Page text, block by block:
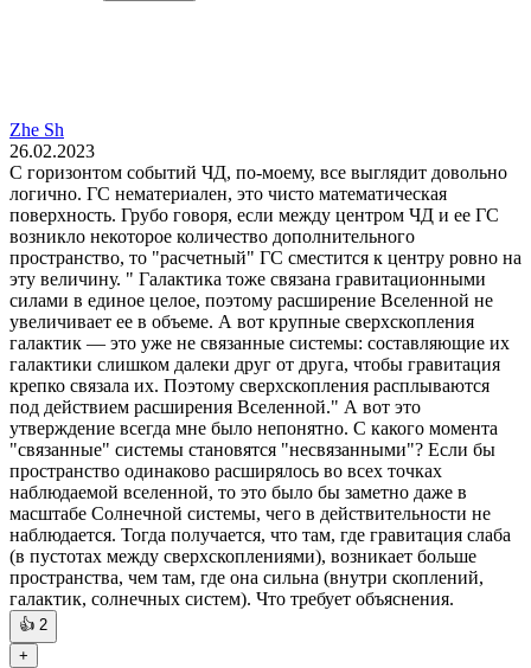
Zhe Sh
26.02.2023
С горизонтом событий ЧД, по-моему, все выглядит довольно
логично. ГС нематериален, это чисто математическая
поверхность. Грубо говоря, если между центром ЧД и ее ГС
возникло некоторое количество дополнительного
пространство, то "расчетный" ГС сместится к центру ровно на
эту величину. " Галактика тоже связана гравитационными
силами в единое целое, поэтому расширение Вселенной не
увеличивает ее в объеме. А вот крупные сверхскопления
галактик — это уже не связанные системы: составляющие их
галактики слишком далеки друг от друга, чтобы гравитация
крепко связала их. Поэтому сверхскопления расплываются
под действием расширения Вселенной." А вот это
утверждение всегда мне было непонятно. С какого момента
"связанные" системы становятся "несвязанными"? Если бы
пространство одинаково расширялось во всех точках
наблюдаемой вселенной, то это было бы заметно даже в
масштабе Солнечной системы, чего в действительности не
наблюдается. Тогда получается, что там, где гравитация слаба
(в пустотах между сверхскоплениями), возникает больше
пространства, чем там, где она сильна (внутри скоплений,
галактик, солнечных систем). Что требует объяснения.
👍 2
+